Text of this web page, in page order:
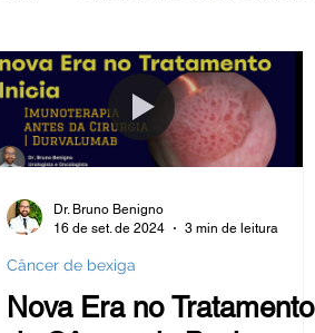
PROSTATA: PSA | 4K | PHI | PCA3
Câncer de bexiga
de JUP
Dr. Bruno Benigno
16 de set. de 2024
3 min de leitura
Câncer de bexiga
Nova Era no Tratamento